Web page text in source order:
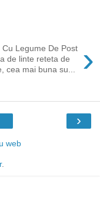
›
Legume De Post
de linte reteta de
cea mai buna su...
›
web
.